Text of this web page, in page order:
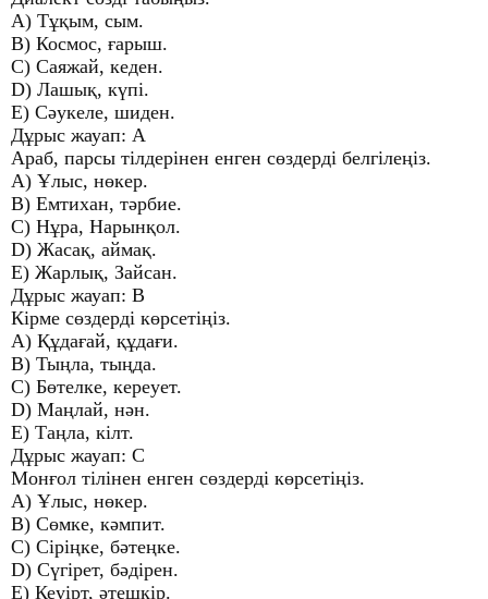
A) Тұқым, сым.
B) Космос, ғарыш.
C) Саяжай, кеден.
D) Лашық, күпі.
E) Сәукеле, шиден.
Дұрыс жауап: А
Араб, парсы тілдерінен енген сөздерді белгілеңіз.
A) Ұлыс, нөкер.
B) Емтихан, тәрбие.
C) Нұра, Нарынқол.
D) Жасақ, аймақ.
E) Жарлық, Зайсан.
Дұрыс жауап: B
Кірме сөздерді көрсетіңіз.
A) Құдағай, құдағи.
B) Тыңла, тыңда.
C) Бөтелке, кереует.
D) Маңлай, нән.
E) Таңла, кілт.
Дұрыс жауап: С
Монғол тілінен енген сөздерді көрсетіңіз.
A) Ұлыс, нөкер.
B) Сөмке, кәмпит.
C) Сіріңке, бәтеңке.
D) Сүгірет, бәдірен.
E) Кеуірт, әтешкір.